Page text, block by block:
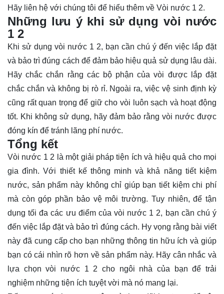
Hãy liên hệ với chúng tôi để hiểu thêm về Vòi nước 1 2.
Những lưu ý khi sử dụng vòi nước
1 2
Khi sử dụng vòi nước 1 2, bạn cần chú ý đến việc lắp đặt
và bảo trì đúng cách để đảm bảo hiệu quả sử dụng lâu dài.
Hãy chắc chắn rằng các bộ phận của vòi được lắp đặt
chắc chắn và không bị rò rỉ. Ngoài ra, việc vệ sinh định kỳ
cũng rất quan trọng để giữ cho vòi luôn sạch và hoạt động
tốt. Khi không sử dụng, hãy đảm bảo rằng vòi nước được
đóng kín để tránh lãng phí nước.
Tổng kết
Vòi nước 1 2 là một giải pháp tiện ích và hiệu quả cho mọi
gia đình. Với thiết kế thông minh và khả năng tiết kiệm
nước, sản phẩm này không chỉ giúp bạn tiết kiệm chi phí
mà còn góp phần bảo vệ môi trường. Tuy nhiên, để tận
dụng tối đa các ưu điểm của vòi nước 1 2, bạn cần chú ý
đến việc lắp đặt và bảo trì đúng cách. Hy vọng rằng bài viết
này đã cung cấp cho bạn những thông tin hữu ích và giúp
bạn có cái nhìn rõ hơn về sản phẩm này. Hãy cân nhắc và
lựa chọn vòi nước 1 2 cho ngôi nhà của bạn để trải
nghiệm những tiện ích tuyệt vời mà nó mang lại.